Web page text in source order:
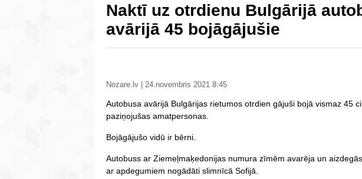
Naktī uz otrdienu Bulgārijā
avārijā 45 bojāgājušie
Nozare.lv | 24.novembris 2021 8:45
Autobusa avārijā Bulgārijas rietumos otrdien gājuši bojā vismaz 45
paziņojušas amatpersonas.
Bojāgājušo vidū ir bērni.
Autobuss ar Ziemeļmaķedonijas numura zīmēm avarēja un
ar apdegumiem nogādāti slimnīcā Sofijā.